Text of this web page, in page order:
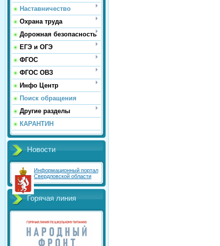
Наставничество
Охрана труда
Дорожная безопасность
ЕГЭ и ОГЭ
ФГОС
ФГОС ОВЗ
Инфо Центр
Поиск обращения
Другие разделы
КАРАНТИН
Новости
Информационный портал
Свердловской области
Горячая линия